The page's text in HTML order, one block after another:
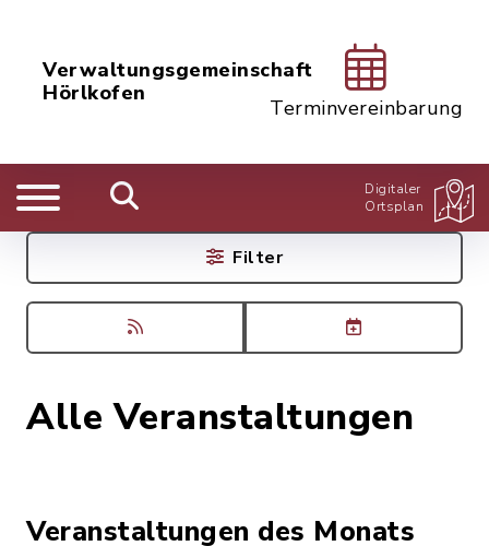
Verwaltungsgemeinschaft
Hörlkofen
Terminvereinbarung
Digitaler
Ortsplan
Alle Veranstaltungen
Veranstaltungen des Monats
Filter